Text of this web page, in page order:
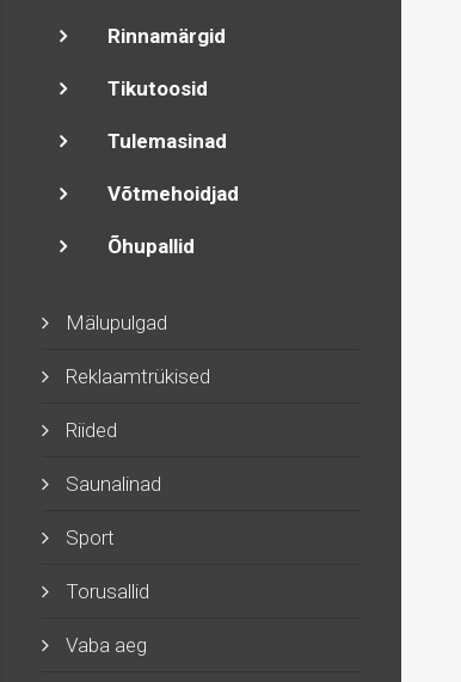
Rinnamärgid
Tikutoosid
Tulemasinad
Võtmehoidjad
Õhupallid
Mälupulgad
Reklaamtrükised
Riided
Saunalinad
Sport
Torusallid
Vaba aeg